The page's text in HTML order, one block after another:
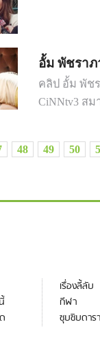
อั้ม พัชราภ
คลิป อั้ม พัช
CiNNtv3 ส
48 49 50
เรื่องลี้ลับ
กีฬา
ซุบซิบดารา